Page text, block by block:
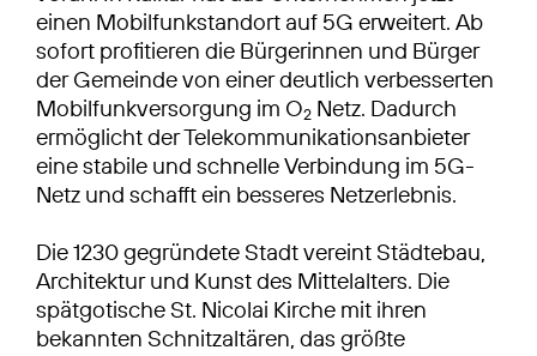
einen Mobilfunkstandort auf 5G erweitert. Ab
sofort profitieren die Bürgerinnen und Bürger
der Gemeinde von einer deutlich verbesserten
Mobilfunkversorgung im O2 Netz. Dadurch
ermöglicht der Telekommunikationsanbieter
eine stabile und schnelle Verbindung im 5G-
Netz und schafft ein besseres Netzerlebnis.
Die 1230 gegründete Stadt vereint Städtebau,
Architektur und Kunst des Mittelalters. Die
spätgotische St. Nicolai Kirche mit ihren
bekannten Schnitzaltären, das größte